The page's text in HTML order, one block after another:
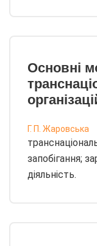
Основні
Г. П. Жаровська
запобігання;
діяльність.